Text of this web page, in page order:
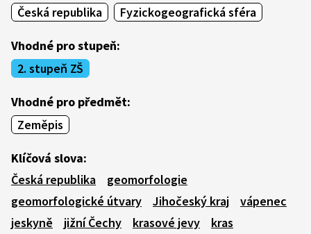
Česká republika
Fyzickogeografická sféra
Vhodné pro stupeň:
2. stupeň ZŠ
Vhodné pro předmět:
Zeměpis
Klíčová slova:
Česká republika
geomorfologie
geomorfologické útvary
Jihočeský kraj
vápenec
jeskyně
jižní Čechy krasové jevy
kras